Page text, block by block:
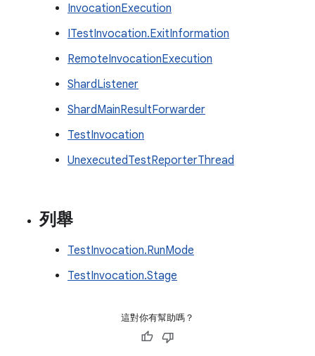
InvocationExecution
ITestInvocation.ExitInformation
RemoteInvocationExecution
ShardListener
ShardMainResultForwarder
TestInvocation
UnexecutedTestReporterThread
列舉
TestInvocation.RunMode
TestInvocation.Stage
這對你有幫助嗎？